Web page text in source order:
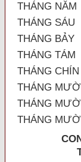
THÁNG NĂM
THÁNG SÁU
THÁNG BẢY
THÁNG TÁM
THÁNG CHÍN
THÁNG
THÁNG
THÁNG